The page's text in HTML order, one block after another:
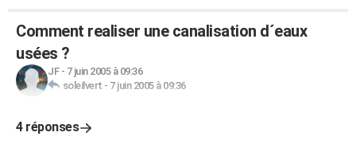
Comment realiser une canalisation d´eaux
usées ?
JF- 7 juin 2005 à 09:36
soleilvert - 7 juin 2005 à 09:36
4 réponses